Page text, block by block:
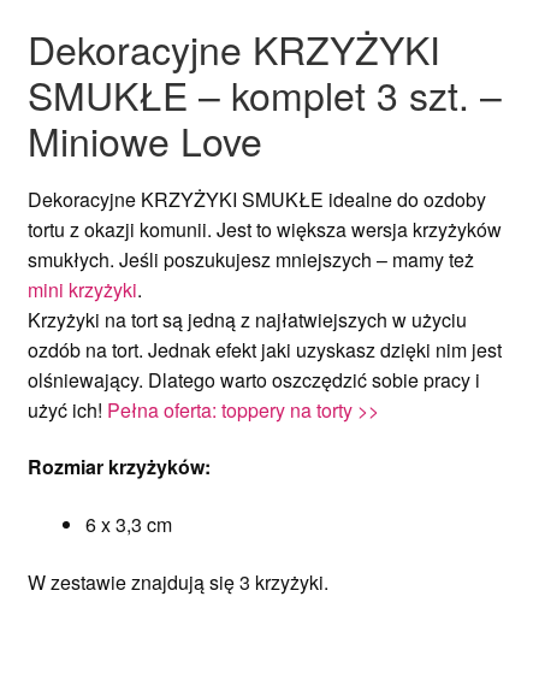
Dekoracyjne KRZYŻYKI
SMUKŁE – komplet 3 szt. –
Miniowe Love
Dekoracyjne KRZYŻYKI SMUKŁE idealne do ozdoby
tortu z okazji komunii. Jest to większa wersja krzyżyków
smukłych. Jeśli poszukujesz mniejszych – mamy też
mini krzyżyki.
Krzyżyki na tort są jedną z najłatwiejszych w użyciu
ozdób na tort. Jednak efekt jaki uzyskasz dzięki nim jest
olśniewający. Dlatego warto oszczędzić sobie pracy i
użyć ich! Pełna oferta: toppery na torty >>
Rozmiar krzyżyków:
6 x 3,3 cm
W zestawie znajdują się 3 krzyżyki.